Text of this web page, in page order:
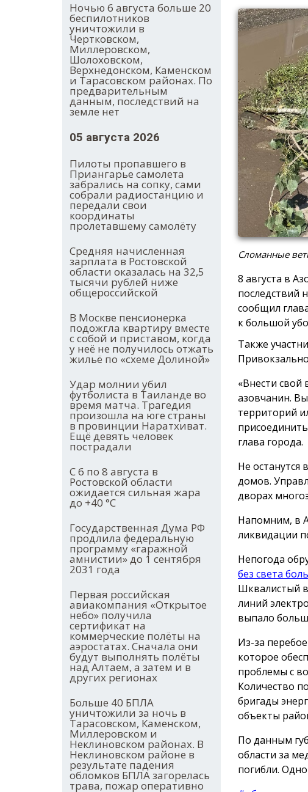
Ночью 6 августа больше 20
беспилотников
уничтожили в
Чертковском,
Миллеровском,
Шолоховском,
Верхнедонском, Каменском
и Тарасовском районах. По
предварительным
данным, последствий на
земле нет
05 августа 2026
Пилоты пропавшего в
Приангарье самолета
забрались на сопку, сами
собрали радиостанцию и
передали свои
координаты
пролетавшему самолёту
Средняя начисленная
зарплата в Ростовской
области оказалась на 32,5
тысячи рублей ниже
общероссийской
В Москве пенсионерка
подожгла квартиру вместе
с собой и приставом, когда
у неё не получилось отжать
жильё по «схеме Долиной»
Удар молнии убил
футболиста в Таиланде во
время матча. Трагедия
произошла на юге страны
в провинции Наратхиват.
Ещё девять человек
пострадали
С 6 по 8 августа в
Ростовской области
ожидается сильная жара
до +40 °С
Государственная Дума РФ
продлила федеральную
программу «гаражной
амнистии» до 1 сентября
2031 года
Первая российская
авиакомпания «Открытое
небо» получила
сертификат на
коммерческие полёты на
аэростатах. Сначала они
будут выполнять полёты
над Алтаем, а затем и в
других регионах
Больше 40 БПЛА
уничтожили за ночь в
Тарасовском, Каменском,
Миллеровском и
Неклиновском районах. В
Неклиновском районе в
результате падения
обломков БПЛА загорелась
трава, пожар оперативно
Сломанные
8 августа в
последствий
сообщил
к большой
Также
«Внести
азовчанин.
территорий
глава города.
Не останутся
домов.
дворах
Напомним, в
ликвидации
Непогода
без света
Шквалистый
линий
выпало
Из-за
которое
проблемы с
Количество
бригады
объекты
По данным
области за
погибли.